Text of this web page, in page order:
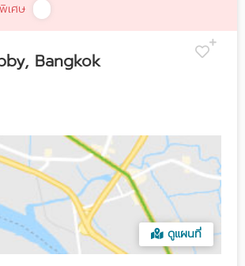
เศษ
Bangkok
ดูแผนที่